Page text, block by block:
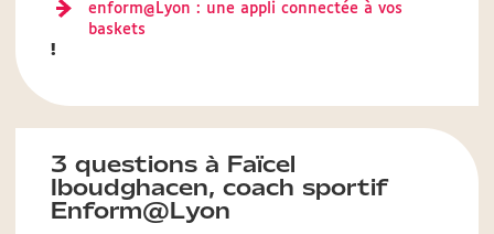
enform@Lyon : une appli connectée à vos
baskets
!
3 questions à Faïcel
Iboudghacen, coach sportif
Enform@Lyon